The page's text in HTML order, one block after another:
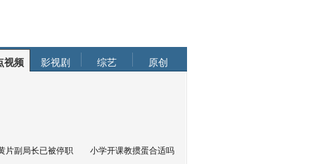
视频 影视剧 综艺 原创
片副局长已被停职 小学开课教掼蛋合适吗